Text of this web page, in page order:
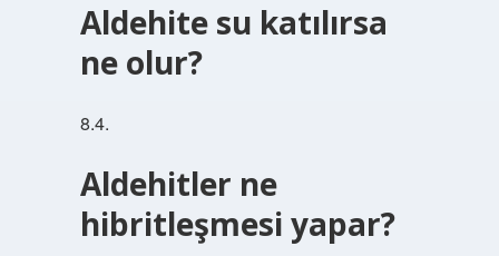
Aldehite su katılırsa
ne olur?
8.4.
Aldehitler ne
hibritleşmesi yapar?